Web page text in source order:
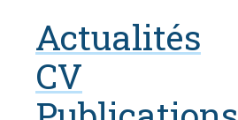
Actualités
CV